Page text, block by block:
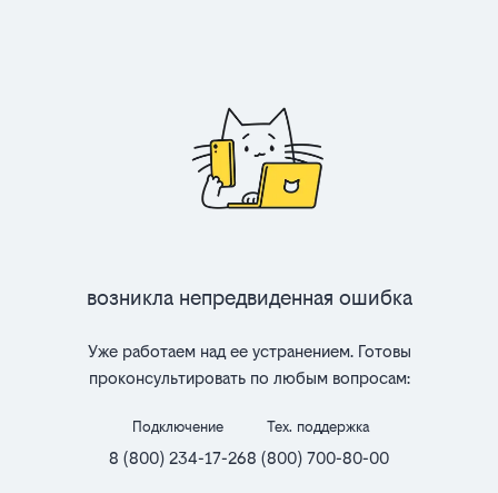
Возникла непредвиденная ошибка
Уже работаем над ее устранением. Готовы
проконсультировать по любым вопросам:
Подключение
8 (800) 234-17-26
Тех. поддержка
8 (800) 700-80-00